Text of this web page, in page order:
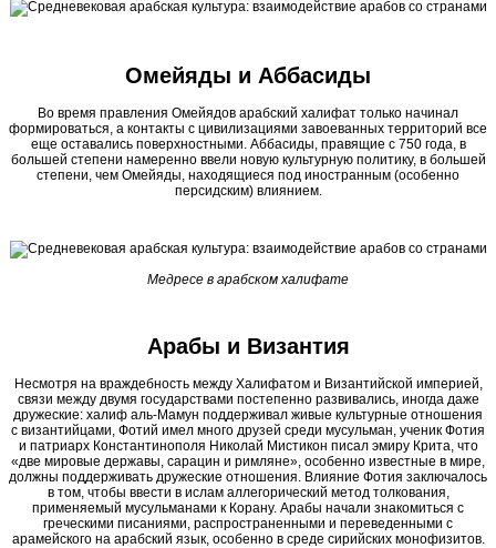
Омейяды и Аббасиды
Во время правления Омейядов арабский халифат только начинал
формироваться, а контакты с цивилизациями завоеванных территорий все
еще оставались поверхностными. Аббасиды, правящие с 750 года, в
большей степени намеренно ввели новую культурную политику, в большей
степени, чем Омейяды, находящиеся под иностранным (особенно
персидским) влиянием.
Медресе в арабском халифате
Арабы и Византия
Несмотря на враждебность между Халифатом и Византийской империей,
связи между двумя государствами постепенно развивались, иногда даже
дружеские: халиф аль-Мамун поддерживал живые культурные отношения
с византийцами, Фотий имел много друзей среди мусульман, ученик Фотия
и патриарх Константинополя Николай Мистикон писал эмиру Крита, что
«две мировые державы, сарацин и римляне», особенно известные в мире,
должны поддерживать дружеские отношения. Влияние Фотия заключалось
в том, чтобы ввести в ислам аллегорический метод толкования,
применяемый мусульманами к Корану. Арабы начали знакомиться с
греческими писаниями, распространенными и переведенными с
арамейского на арабский язык, особенно в среде сирийских монофизитов.